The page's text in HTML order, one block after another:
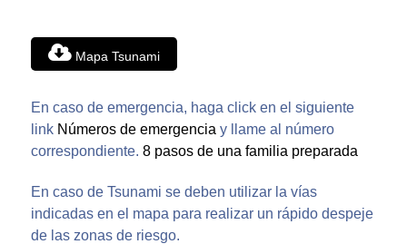
Mapa Tsunami
En caso de emergencia, haga click en el siguiente
link Números de emergencia y llame al número
correspondiente. 8 pasos de una familia preparada
En caso de Tsunami se deben utilizar la vías
indicadas en el mapa para realizar un rápido despeje
de las zonas de riesgo.